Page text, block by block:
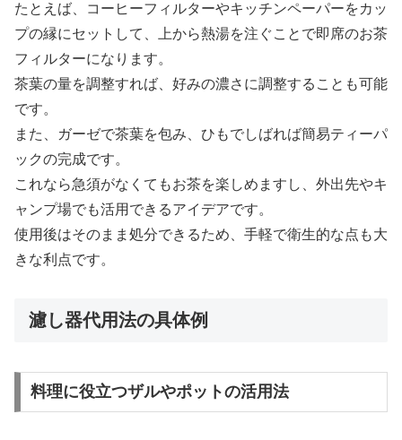
たとえば、コーヒーフィルターやキッチンペーパーをカッ
プの縁にセットして、上から熱湯を注ぐことで即席のお茶
フィルターになります。
茶葉の量を調整すれば、好みの濃さに調整することも可能
です。
また、ガーゼで茶葉を包み、ひもでしばれば簡易ティーパ
ックの完成です。
これなら急須がなくてもお茶を楽しめますし、外出先やキ
ャンプ場でも活用できるアイデアです。
使用後はそのまま処分できるため、手軽で衛生的な点も大
きな利点です。
濾し器代用法の具体例
料理に役立つザルやポットの活用法